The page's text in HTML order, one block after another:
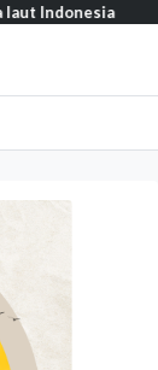
Opini -